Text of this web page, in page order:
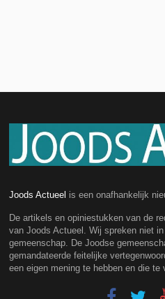
Joods Actueel is een onafhankelijk
De artikels en opiniestukken van de
van Joods Actueel. Wij spreken niet
gemeenschap. De Joodse
gemandateerde feitelijke
een eigen mening te hebben en die te